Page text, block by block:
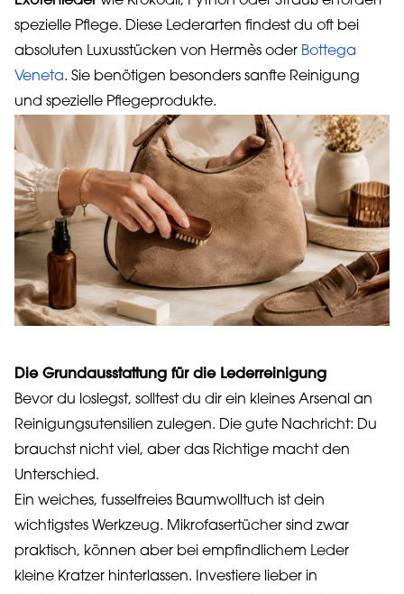
spezielle Pflege. Diese Lederarten findest du oft bei
absoluten Luxusstücken von Hermès oder Bottega
Veneta. Sie benötigen besonders sanfte Reinigung
und spezielle Pflegeprodukte.
Die Grundausstattung für die Lederreinigung
Bevor du loslegst, solltest du dir ein kleines Arsenal an
Reinigungsutensilien zulegen. Die gute Nachricht: Du
brauchst nicht viel, aber das Richtige macht den
Unterschied.
Ein weiches, fusselfreies Baumwolltuch ist dein
wichtigstes Werkzeug. Mikrofasertücher sind zwar
praktisch, können aber bei empfindlichem Leder
kleine Kratzer hinterlassen. Investiere lieber in